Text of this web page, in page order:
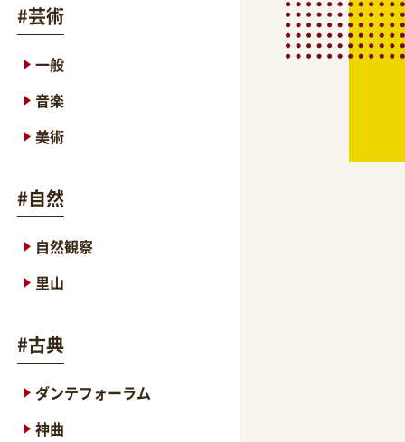
#芸術
一般
音楽
美術
#自然
自然観察
里山
#古典
ダンテフォーラム
神曲